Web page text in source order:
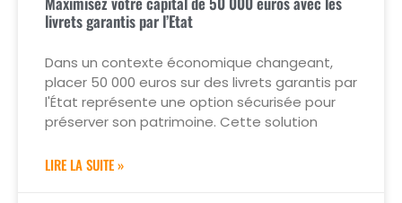
livrets garantis par l’Etat
Dans un contexte économique changeant,
placer 50 000 euros sur des livrets garantis par
l'État représente une option sécurisée pour
préserver son patrimoine. Cette solution
LIRE LA SUITE »